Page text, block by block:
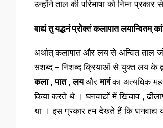
उन्होंने ताल की परिभाषा को निम्न
वाद्यं तु यद्धनं प्रोक्तं कलापात लयान्वितम्
अर्थात् कलापात और लय से अन्वित ताल जो
सशब्द – निशब्द क्रियाओं से युक्त लय के
कला ,पात ,लयऔरमार्गका अत्यधिक
किया करते थे । घनवाद्यों में खिंचाव ,
था । इस प्रकार हम देखते हैं कि घनवाद्य